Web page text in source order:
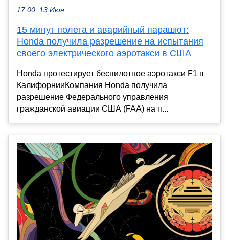
17:00, 13 Июн
15 минут полета и аварийный парашют:
Honda получила разрешение на испытания
своего электрического аэротакси в США
Honda протестирует беспилотное аэротакси F1 в
КалифорнииКомпания Honda получила
разрешение Федерального управления
гражданской авиации США (FAA) на п...